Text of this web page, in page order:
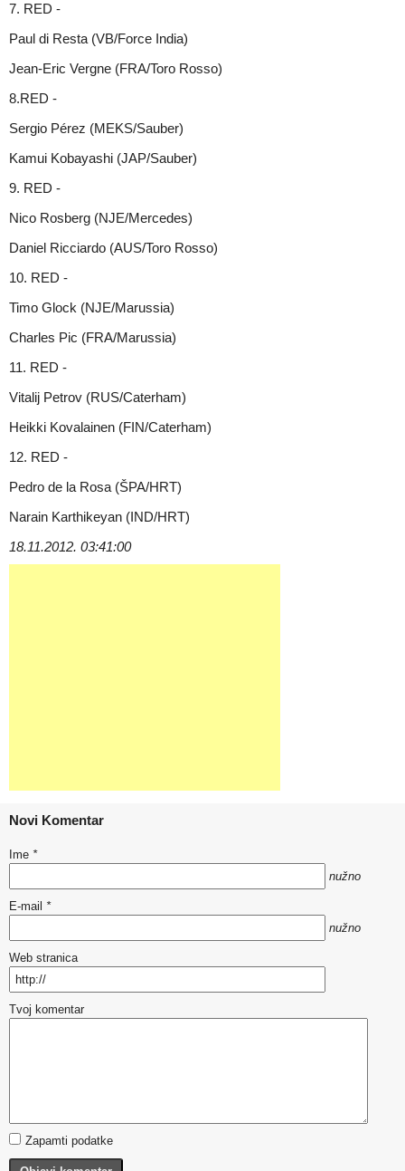
7. RED -
Paul di Resta (VB/Force India)
Jean-Eric Vergne (FRA/Toro Rosso)
8.RED -
Sergio Pérez (MEKS/Sauber)
Kamui Kobayashi (JAP/Sauber)
9. RED -
Nico Rosberg (NJE/Mercedes)
Daniel Ricciardo (AUS/Toro Rosso)
10. RED -
Timo Glock (NJE/Marussia)
Charles Pic (FRA/Marussia)
11. RED -
Vitalij Petrov (RUS/Caterham)
Heikki Kovalainen (FIN/Caterham)
12. RED -
Pedro de la Rosa (ŠPA/HRT)
Narain Karthikeyan (IND/HRT)
18.11.2012. 03:41:00
Novi Komentar
Ime *
nužno
E-mail *
nužno
Web stranica
Tvoj komentar
Zapamti podatke